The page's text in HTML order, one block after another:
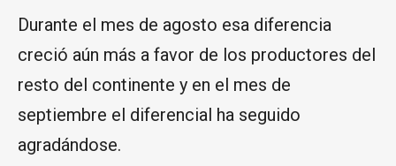
Durante el mes de agosto esa diferencia
creció aún más a favor de los productores del
resto del continente y en el mes de
septiembre el diferencial ha seguido
agradándose.